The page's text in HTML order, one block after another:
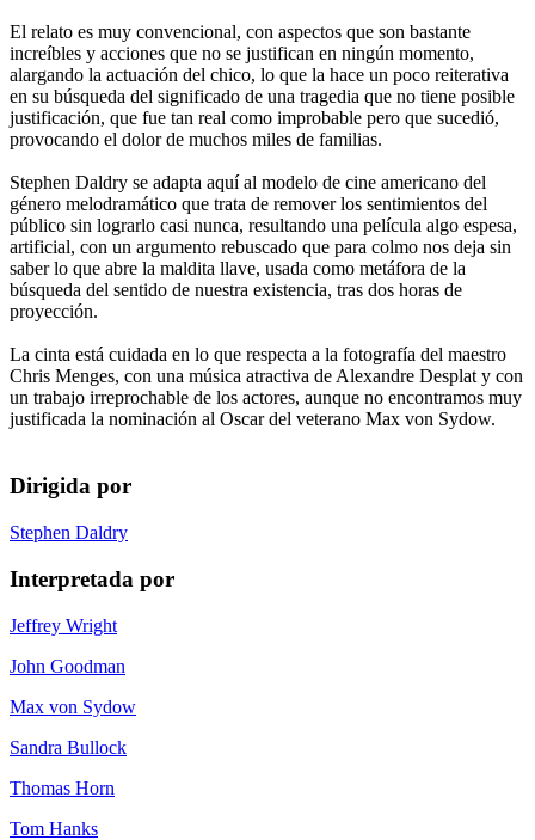
El relato es muy convencional, con aspectos que son bastante
increíbles y acciones que no se justifican en ningún momento,
alargando la actuación del chico, lo que la hace un poco reiterativa
en su búsqueda del significado de una tragedia que no tiene posible
justificación, que fue tan real como improbable pero que sucedió,
provocando el dolor de muchos miles de familias.
Stephen Daldry se adapta aquí al modelo de cine americano del
género melodramático que trata de remover los sentimientos del
público sin lograrlo casi nunca, resultando una película algo espesa,
artificial, con un argumento rebuscado que para colmo nos deja sin
saber lo que abre la maldita llave, usada como metáfora de la
búsqueda del sentido de nuestra existencia, tras dos horas de
proyección.
La cinta está cuidada en lo que respecta a la fotografía del maestro
Chris Menges, con una música atractiva de Alexandre Desplat y con
un trabajo irreprochable de los actores, aunque no encontramos muy
justificada la nominación al Oscar del veterano Max von Sydow.
Dirigida por
Stephen Daldry
Interpretada por
Jeffrey Wright
John Goodman
Max von Sydow
Sandra Bullock
Thomas Horn
Tom Hanks